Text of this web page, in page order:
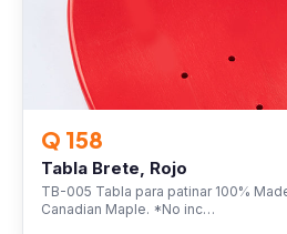
Q 158
Tabla Brete, Rojo
TB-005 Tabla para patinar 100%
Canadian Maple. *No inc…